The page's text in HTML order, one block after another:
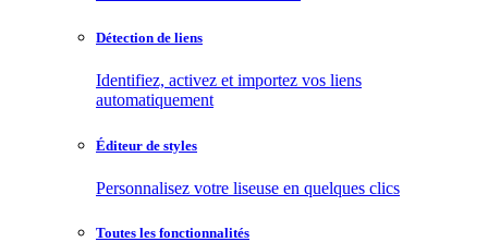
Détection de liens
Identifiez, activez et importez vos liens
automatiquement
Éditeur de styles
Personnalisez votre liseuse en quelques clics
Toutes les fonctionnalités